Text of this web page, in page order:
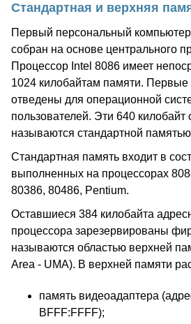
Cтандартная и верхняя
Первый персональный
собран на основе центрального
Процессор Intel 8086 имеет
1024 килобайтам памяти. Первые
отведены для операционной
пользователей. Эти 640
называются стандартной
Стандартная память входит в
выполненных на процессорах
80386, 80486, Pentium.
Оставшиеся 384 килобайта
процессора зарезервированы
называются областью верхней
Area - UMA). В верхней памяти
память видеоадаптера
BFFF:FFFF);